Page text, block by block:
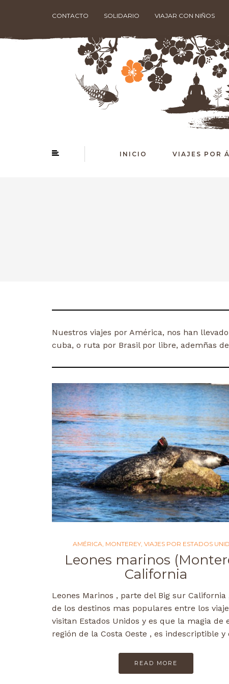
CONTACTO SOLIDARIO VIAJAR CON NIÑOS
INICIO VIAJES POR
Nuestros viajes por América, nos han
cuba, o ruta por Brasil por libre, ademñas
AMÉRICA, MONTEREY, VIAJES POR ESTADOS
Leones marinos
California
Leones Marinos , parte del Big sur California
de los destinos mas populares entre los
visitan Estados Unidos y es que la magia de
región de la Costa Oeste , es indescriptible y
READ MORE